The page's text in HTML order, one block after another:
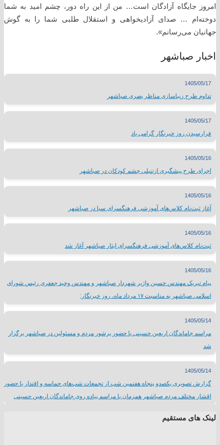
امروز جایگاه آزادگان است… من از این راه دور، چشم امید به شما
دوخته‌ام … صدای آزادیخواهی و استقلال طلبی شما را به گوش
جهانیان می‌رسانم».
اخبار صباشهر
1405/05/17
تداوم طرح زیباسازی مناظر بصری صباشهر
1405/05/17
فرارسیدن روز خبرنگار گرامی باد
1405/05/16
اجرای طرح پیشگیری ازتنبلی چشم کودکان در صباشهر
1405/05/16
آغاز ثبت‌نام کلاس‌های آموزشی فرهنگسرای سبا در صباشهر
1405/05/16
ثبت‌نام کلاس‌های آموزشی فرهنگسرای ایثار صباشهر آغاز شد
1405/05/16
پیام تبریک مهندس حسین واژیر شهردار صباشهر و مهندس وحید جعفری رئیس شورای
اسلامی صباشهر به مناسبت ۱۷ مرداد ماه، روز خبرنگار:
1405/05/14
مراسم جاماندگان اربعین حسینی با حضور پرشور مردم و مسئولین در صباشهر برگزار
شد
1405/05/14
گزارش تصویری یکصدو پنجاه هفتمین شب از تجمعات شب‌های حماسه و اقتدار با حضور
اقشار مختلف مردم صباشهر همزمان با مراسم پیاده روی جاماندگان اربعین حسینی
لینک های مستقیم